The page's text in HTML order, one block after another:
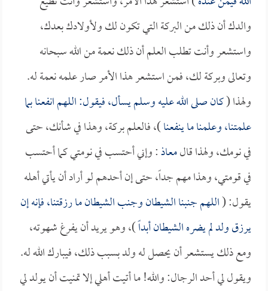
والدك أن ذلك من البركة التي تكون لك ولأولادك بعدك،
واستشعر وأنت تطلب العلم أن ذلك نعمة من الله سبحانه
وتعالى وبركة لك، فمن استشعر هذا الأمر صار علمه نعمة له.
ولهذا (كان صلى الله عليه وسلم يسأل، فيقول: اللهم انفعنا بما
علمتنا، وعلمنا ما ينفعنا)، فالعلم بركة، وهذا في شأنك، حتى
في نومك، ولهذا قالمعاذ: وإني أحتسب في نومتي كما أحتسب
في قومتي، وهذا مهم جداً، حتى إن أحدهم لو أراد أن يأتي أهله
يقول: (اللهم جنبنا الشيطان وجنب الشيطان ما رزقتنا، فإنه إن
يرزق ولد لم يضره الشيطان أبداً)، وهو يريد أن يفرغ شهوته،
ومع ذلك يستشعر أن يحصل له ولد بسبب ذلك، فيبارك الله له.
ويقول لي أحد الرجال: والله! ما أتيت أهلي إلا تمنيت أن يولد لي